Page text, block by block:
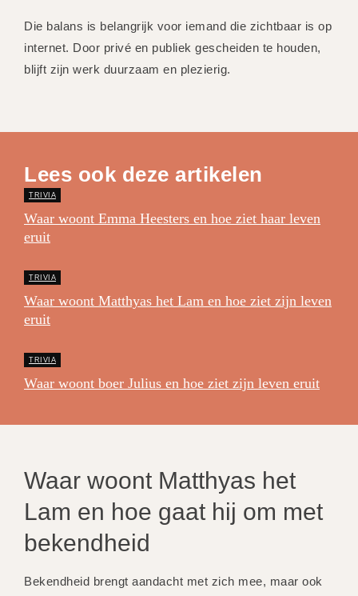
Die balans is belangrijk voor iemand die zichtbaar is op
internet. Door privé en publiek gescheiden te houden,
blijft zijn werk duurzaam en plezierig.
Lees ook deze artikelen
TRIVIA
Waar woont Emma Heesters en hoe ziet haar leven
eruit
TRIVIA
Waar woont Matthyas het Lam en hoe ziet zijn leven
eruit
TRIVIA
Waar woont boer Julius en hoe ziet zijn leven eruit
Waar woont Matthyas het
Lam en hoe gaat hij om met
bekendheid
Bekendheid brengt aandacht met zich mee, maar ook